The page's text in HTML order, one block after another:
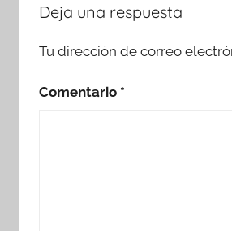
Deja una respuesta
Tu dirección de correo
Comentario *